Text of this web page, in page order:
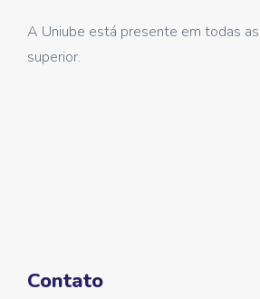
A Uniube está presente em todas
superior.
Contato